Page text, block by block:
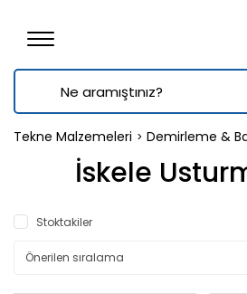
Tekne Malzemeleri Demirleme &
İskele
Stoktakiler